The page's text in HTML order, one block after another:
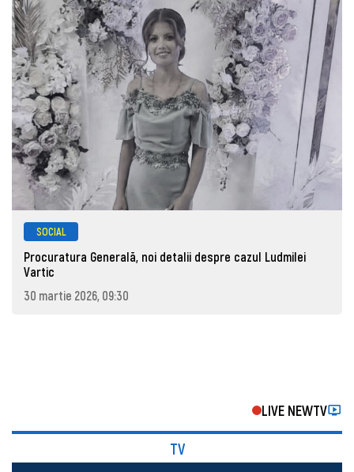
SOCIAL
Procuratura Generală, noi detalii despre cazul Ludmilei
Vartic
30 martie 2026, 09:30
LIVE NEWTV
TV